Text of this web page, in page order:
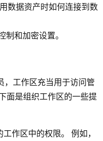
数据资产时如何连接到数
制和加密设置。
，工作区充当用于访问管
面是组织工作区的一些提
作区中的权限。 例如，